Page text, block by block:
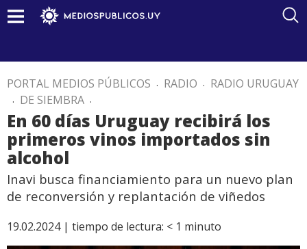
PORTAL MEDIOS PÚBLICOS . RADIO . RADIO URUGUAY
. DE SIEMBRA .
En 60 días Uruguay recibirá los
primeros vinos importados sin
alcohol
Inavi busca financiamiento para un nuevo plan
de reconversión y replantación de viñedos
19.02.2024 | tiempo de lectura: < 1 minuto